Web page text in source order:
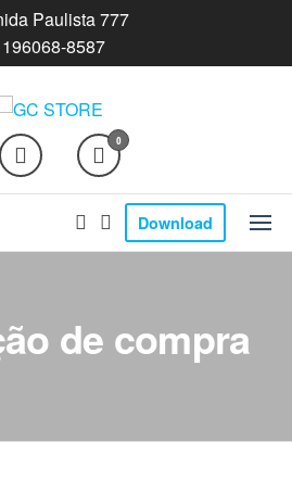
Paulista 777
8587
0
Download
de compra